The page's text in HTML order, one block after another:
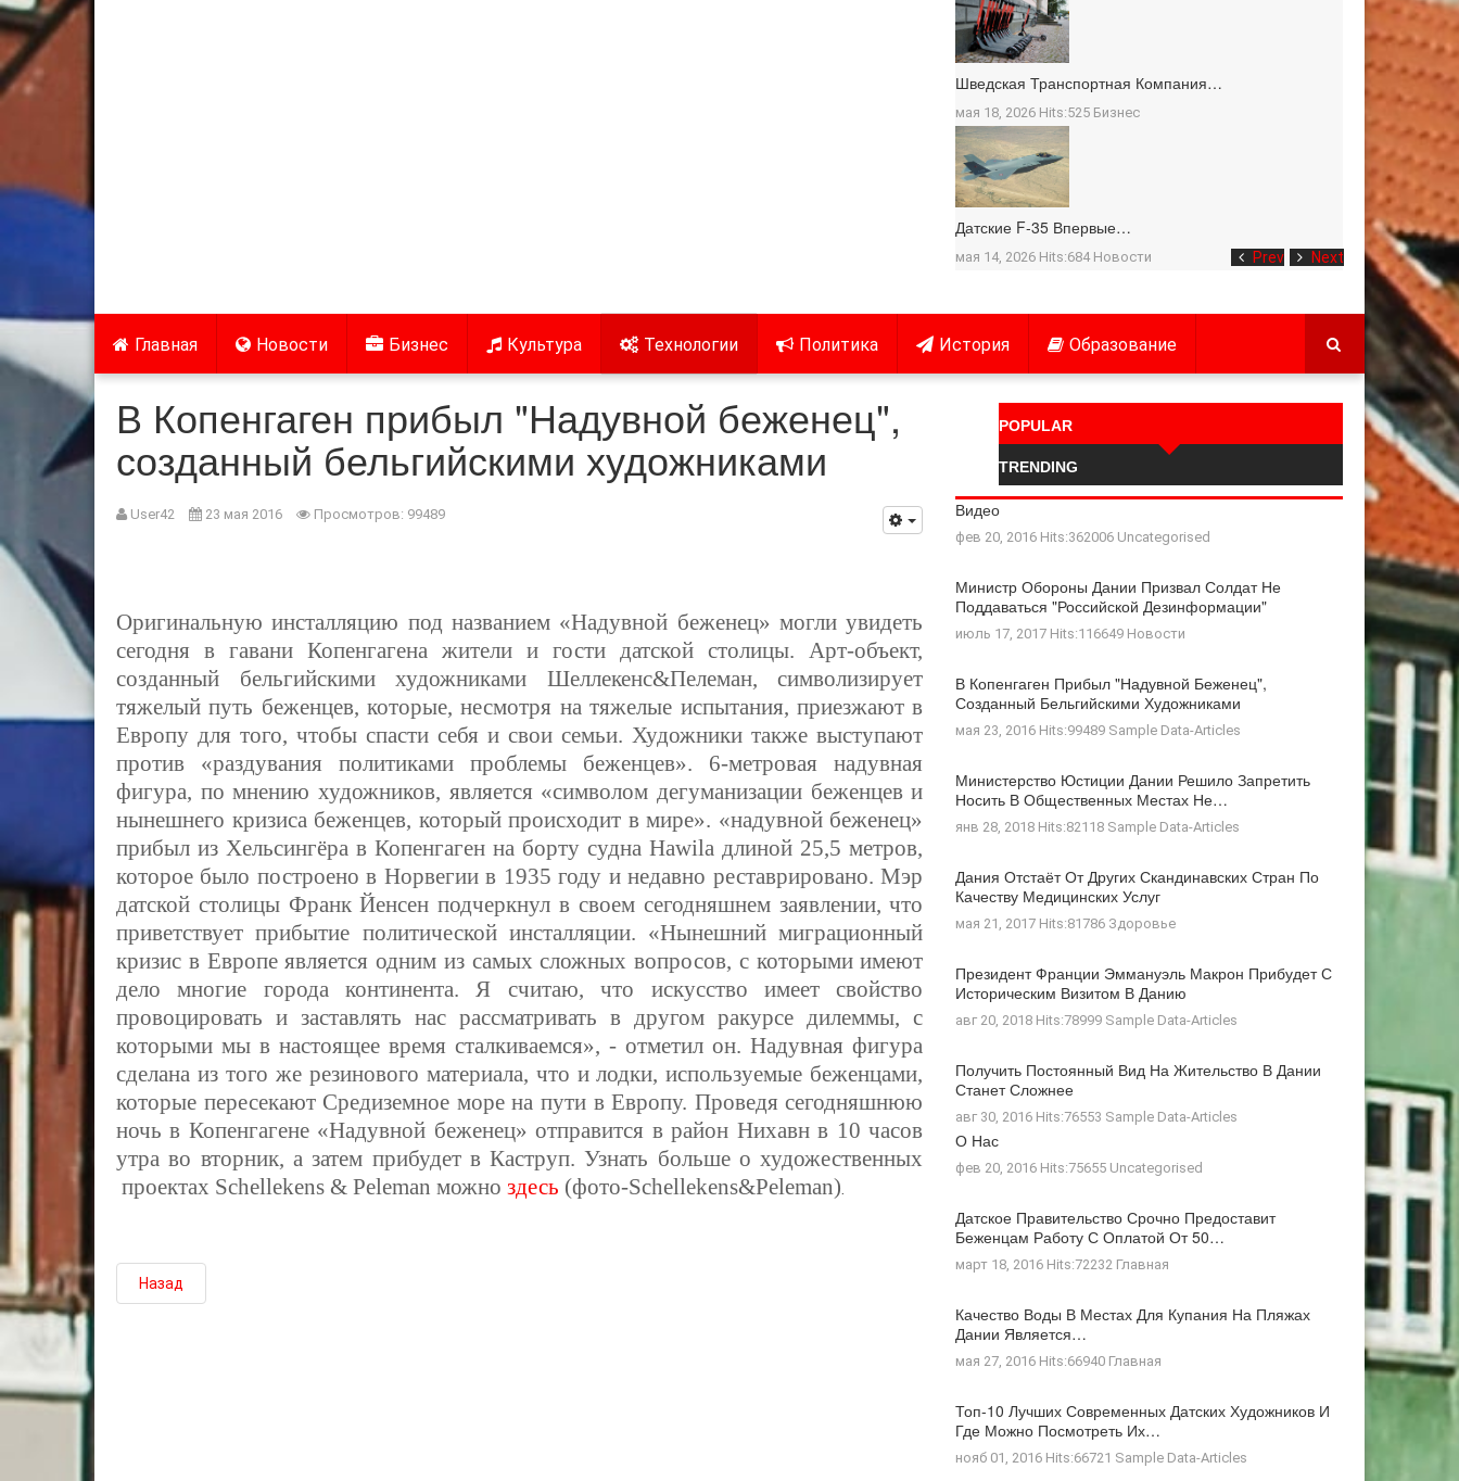
Prev Next
Шведская Транспортная Компания…
мая 18, 2026 Hits:525 Бизнес
Датские F-35 Впервые…
мая 14, 2026 Hits:684 Новости
Главная Новости Бизнес Культура Технологии Политика История Образование
В Копенгаген прибыл "Надувной беженец",
созданный бельгийскими художниками
User42 23 мая 2016 Просмотров: 99489
Оригинальную инсталляцию под названием «Надувной беженец» могли увидеть
сегодня в гавани Копенгагена жители и гости датской столицы. Арт-объект,
созданный бельгийскими художниками Шеллекенс&Пелеман, символизирует
тяжелый путь беженцев, которые, несмотря на тяжелые испытания, приезжают в
Европу для того, чтобы спасти себя и свои семьи. Художники также выступают
против «раздувания политиками проблемы беженцев». 6-метровая надувная
фигура, по мнению художников, является «символом дегуманизации беженцев и
нынешнего кризиса беженцев, который происходит в мире». «надувной беженец»
прибыл из Хельсингёра в Копенгаген на борту суднаHawilaдлиной 25,5 метров,
которое было построено в Норвегии в 1935 году и недавно реставрировано. Мэр
датской столицы Франк Йенсен подчеркнул в своем сегодняшнем заявлении, что
приветствует прибытие политической инсталляции. «Нынешний миграционный
кризис в Европе является одним из самых сложных вопросов, с которыми имеют
дело многие города континента. Я считаю, что искусство имеет свойство
провоцировать и заставлять нас рассматривать в другом ракурсе дилеммы, с
которыми мы в настоящее время сталкиваемся», - отметил он. Надувная фигура
сделана из того же резинового материала, что и лодки, используемые беженцами,
которые пересекают Средиземное море на пути в Европу. Проведя сегодняшнюю
ночь в Копенгагене «Надувной беженец» отправится в район Нихавн в 10 часов
утра во вторник, а затем прибудет в Каструп. Узнать больше о художественных
проектах Schellekens & Peleman можно здесь (фото-Schellekens&Peleman).
Назад
POPULAR
TRENDING
Видео
фев 20, 2016 Hits:362006 Uncategorised
Министр Обороны Дании Призвал Солдат Не
Поддаваться "российской Дезинформации"
июль 17, 2017 Hits:116649 Новости
В Копенгаген Прибыл "Надувной Беженец",
Созданный Бельгийскими Художниками
мая 23, 2016 Hits:99489 Sample Data-Articles
Министерство Юстиции Дании Решило Запретить
Носить В Общественных Местах Не…
янв 28, 2018 Hits:82118 Sample Data-Articles
Дания Отстаёт От Других Скандинавских Стран По
Качеству Медицинских Услуг
мая 21, 2017 Hits:81786 Здоровье
Президент Франции Эммануэль Макрон Прибудет С
Историческим Визитом В Данию
авг 20, 2018 Hits:78999 Sample Data-Articles
Получить Постоянный Вид На Жительство В Дании
Станет Сложнее
авг 30, 2016 Hits:76553 Sample Data-Articles
О Нас
фев 20, 2016 Hits:75655 Uncategorised
Датское Правительство Срочно Предоставит
Беженцам Работу С Оплатой От 50…
март 18, 2016 Hits:72232 Главная
Качество Воды В Местах Для Купания На Пляжах
Дании Является…
мая 27, 2016 Hits:66940 Главная
Топ-10 Лучших Современных Датских Художников И
Где Можно Посмотреть Их…
нояб 01, 2016 Hits:66721 Sample Data-Articles